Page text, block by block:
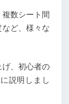
数シート間
ど、様々な
、初心者の
説明しまし